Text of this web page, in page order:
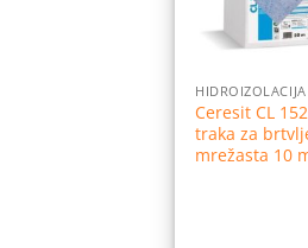
Ceresit CL 152
traka za
mrežasta 10